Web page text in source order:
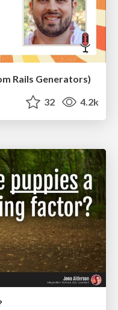
Rails Generators)
32 4.2k